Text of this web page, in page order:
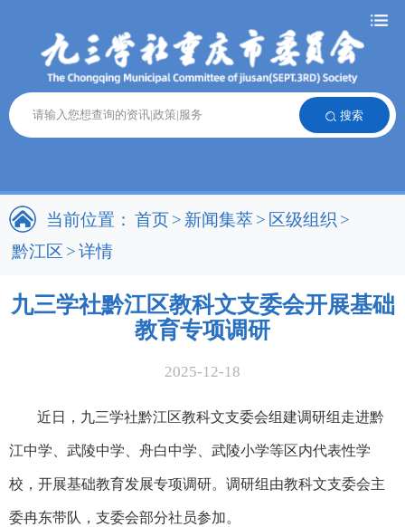
搜索
当前位置： 首页> 新闻集萃> 区级组织 >
黔江区 >详情
九三学社黔江区教科文支委会开展基础
教育专项调研
2025-12-18
近日，九三学社黔江区教科文支委会组建调研组走进黔
江中学、武陵中学、舟白中学、武陵小学等区内代表性学
校，开展基础教育发展专项调研。调研组由教科文支委会主
委冉东带队，支委会部分社员参加。